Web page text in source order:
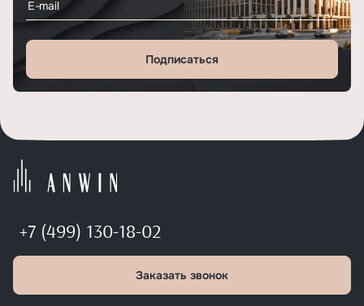
Подписаться
+7 (499) 130-18-02
Заказать звонок